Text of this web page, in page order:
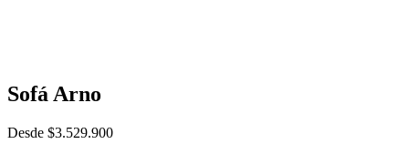
Sofá Arno
Desde $3.529.900